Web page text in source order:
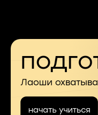
Лаоши
начать учиться